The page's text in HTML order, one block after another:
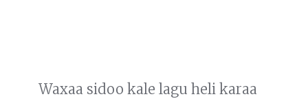
Waxaa sidoo kale lagu heli karaa